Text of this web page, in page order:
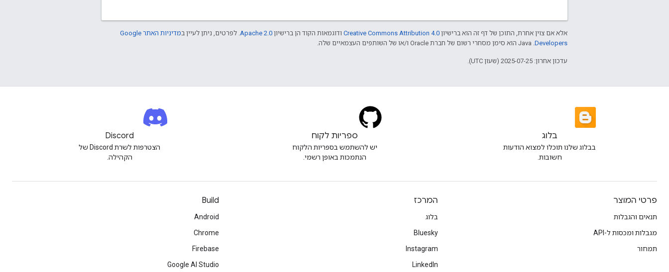
אלא אם צוין אחרת, התוכן של דף זה הוא ברישיון Creative Commons Attribution 4.0 ודוגמאות הקוד הן ברישיון Apache 2.0 . לפרטים, ניתן לעיין ב
מדיניות האתר Google
Developers‏
עדכון אחרון: 2025-07-25 (שעון UTC).
בלוג
בבלוג שלנו תוכלו למצוא הודעות
חשובות.
ספריות לקוח
יש להשתמש בספריות הלקוח
הנתמכות באופן רשמי.
Discord
הצטרפות לשרת Discord של
הקהילה.
פרטי המוצר
תנאים והגבלות
מגבלות ומכסות ל-API
תמחור
המרכז
בלוג
Bluesky
Instagram
LinkedIn
Build
Android
Chrome
Firebase
Google AI Studio